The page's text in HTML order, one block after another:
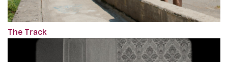
The Track